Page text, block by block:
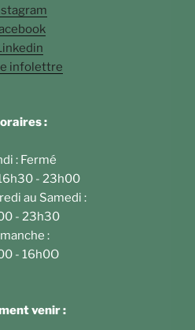
infolettre
:
: Fermé
- 23h00
au Samedi :
- 23h30
:
- 16h0O
venir :